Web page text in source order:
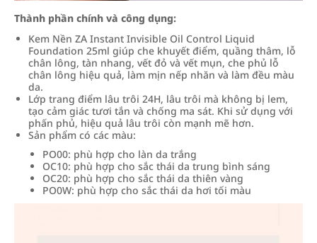
Thành phần chính và công dụng:
Kem Nền ZA Instant Invisible Oil Control Liquid
Foundation 25ml giúp che khuyết điểm, quầng thâm, lỗ
chân lông, tàn nhang, vết đỏ và vết mụn, che phủ lỗ
chân lông hiệu quả, làm mịn nếp nhăn và làm đều màu
da.
Lớp trang điểm lâu trôi 24H, lâu trôi mà không bị lem,
tạo cảm giác tươi tắn và chống ma sát. Khi sử dụng với
phấn phủ, hiệu quả lâu trôi còn mạnh mẽ hơn.
Sản phẩm có các màu:
PO00: phù hợp cho làn da trắng
OC10: phù hợp cho sắc thái da trung bình sáng
OC20: phù hợp cho sắc thái da thiên vàng
PO0W: phù hợp cho sắc thái da hơi tối màu